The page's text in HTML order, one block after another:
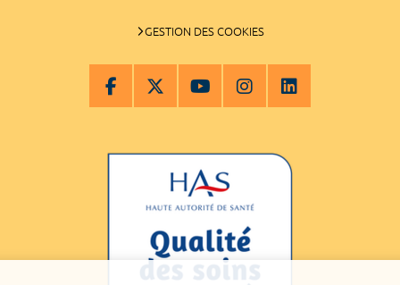
GESTION DES COOKIES